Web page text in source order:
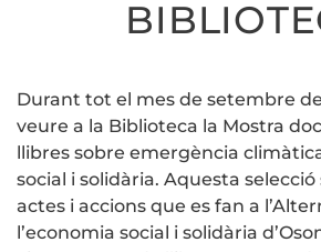
Durant tot el mes de setembre de
veure a la Biblioteca la Mostra
llibres sobre emergència
social i solidària. Aquesta selecció
actes i accions que es fan a
l’economia social i solidària